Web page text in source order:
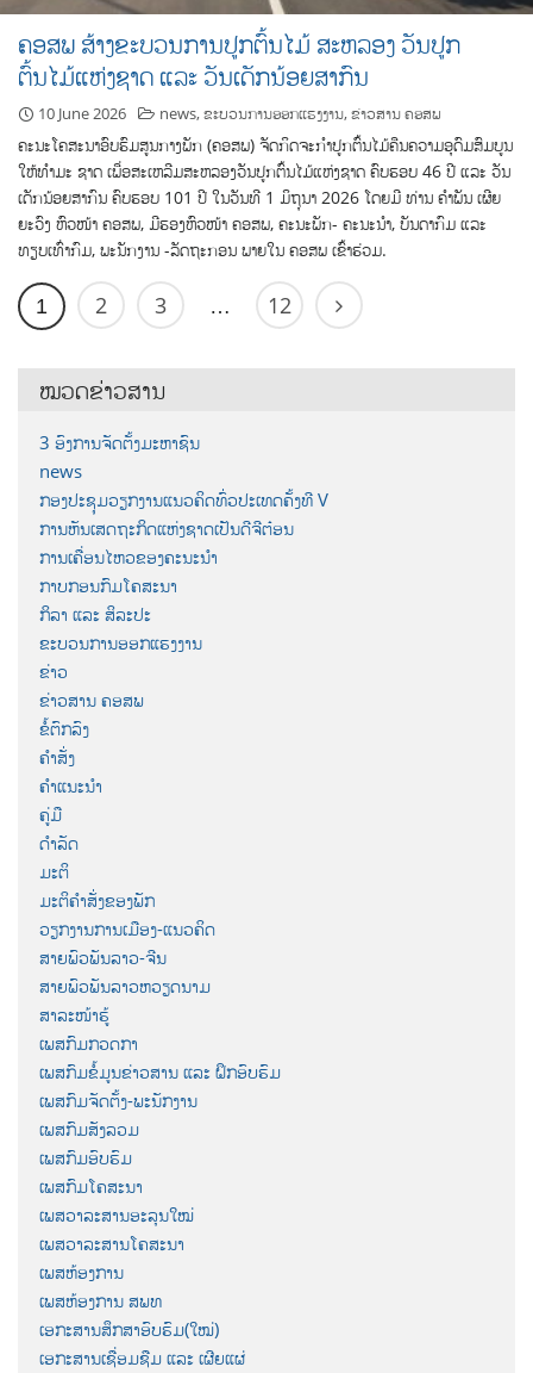
ຄອສພ ສ້າງຂະບວນການປູກຕົ້ນໄມ້ ສະຫລອງ ວັນປູກ
ຕົ້ນໄມ້ແຫ່ງຊາດ ແລະ ວັນເດັກນ້ອຍສາກົນ
10 June 2026 news,ຂະບວນການອອກແຮງງານ,ຂ່າວສານ ຄອສພ
ຄະນະໂຄສະນາອົບຮົມສູນກາງພັກ (ຄອສພ) ຈັດກິດຈະກຳປູກຕົ້ນໄມ້ຄືນຄວາມອຸດົມສົມບູນ
ໃຫ້ທຳມະ ຊາດ ເພື່ອສະເຫລີມສະຫລອງວັນປູກຕົ້ນໄມ້ແຫ່ງຊາດ ຄົບຮອບ 46 ປີ ແລະ ວັນ
ເດັກນ້ອຍສາກົນ ຄົບຮອບ 101 ປີ ໃນວັນທີ 1 ມິຖຸນາ 2026 ໂດຍມີ ທ່ານ ຄຳພັນ ເຜີຍ
ຍະວົງ ຫົວໜ້າ ຄອສພ, ມີຮອງຫົວໜ້າ ຄອສພ, ຄະນະພັກ- ຄະນະນໍາ, ບັນດາກົມ ແລະ
ທຽບເທົ່າກົມ, ພະນັກງານ -ລັດຖະກອນ ພາຍໃນ ຄອສພ ເຂົ້າຮ່ວມ.
1 2 3 … 12
ໝວດຂ່າວສານ
3 ອົງການຈັດຕັ້ງມະຫາຊົນ
news
ກອງປະຊຸມວຽກງານແນວຄິດທົ່ວປະເທດຄັ້ງທີ V
ການຫັນເສດຖະກິດແຫ່ງຊາດເປັນດີຈີຕ໋ອນ
ການເຄື່ອນໄຫວຂອງຄະນະນຳ
ກາບກອນກົມໂຄສະນາ
ກິລາ ແລະ ສິລະປະ
ຂະບວນການອອກແຮງງານ
ຂ່າວ
ຂ່າວສານ ຄອສພ
ຂໍ້ຕົກລົງ
ຄຳສັ່ງ
ຄຳແນະນຳ
ຄູ່ມື
ດຳລັດ
ມະຕິ
ມະຕິຄຳສັ່ງຂອງພັກ
ວຽກງານການເມືອງ-ແນວຄິດ
ສາຍພົວພັນລາວ-ຈີນ
ສາຍພົວພັນລາວຫວຽດນາມ
ສາລະໜ້າຮູ້
ເພສກົມກວດກາ
ເພສກົມຂໍ້ມູນຂ່າວສານ ແລະ ຝຶກອົບຮົມ
ເພສກົມຈັດຕັ້ງ-ພະນັກງານ
ເພສກົມສັງລວມ
ເພສກົມອົບຮົມ
ເພສກົມໂຄສະນາ
ເພສວາລະສານອະລຸນໃໝ່
ເພສວາລະສານໂຄສະນາ
ເພສຫ້ອງການ
ເພສຫ້ອງການ ສພທ
ເອກະສານສຶກສາອົບຮົມ(ໃໝ່)
ເອກະສານເຊື່ອມຊືມ ແລະ ເຜີຍແຜ່